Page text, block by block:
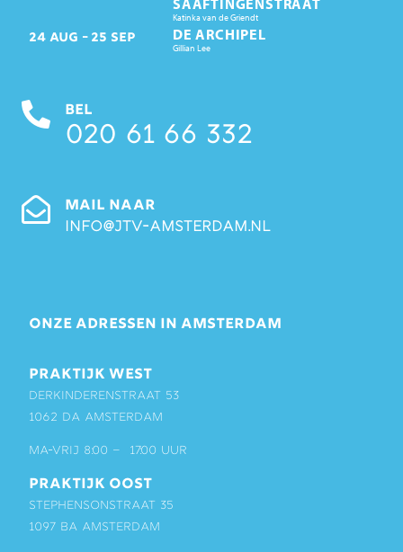
SAAFTINGENSTRAAT
Katinka van de Griendt
24 AUG 25 SEP DE ARCHIPEL
Gillian Lee
BEL
020 61 66 332
MAIL NAAR
info@jtv-amsterdam.nl
ONZE ADRESSEN IN AMSTERDAM
PRAKTIJK WEST
Derkinderenstraat 53
1062 DA Amsterdam
ma-vrij 8:00 – 17:00 uur
PRAKTIJK OOST
Stephensonstraat 35
1097 BA Amsterdam